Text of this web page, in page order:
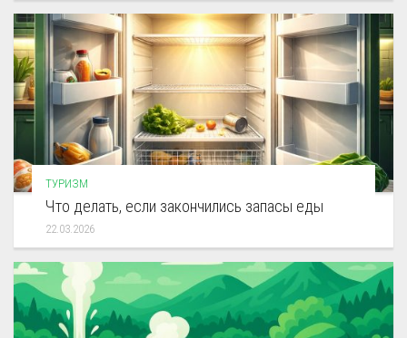
ТУРИЗМ
Что делать, если закончились запасы еды
22.03.2026